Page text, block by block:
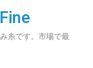
糸です。市場で最